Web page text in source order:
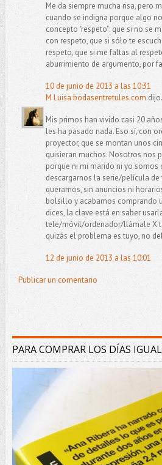
Me da siempre mucha risa, pero
cuando se indigna porque algo
concepto "respeto": que si no se
con respeto, que si sólo te
respeto, que si me faltas al
aburrimiento de argumento, por
10 de junio de 2013 a las 10:31
M Luisa bodasentretules.com
Mis primos han vivido casi 20
les ha pasado nada. Eso sí, con
proyector, que se montan unos
quisieran muchos. Nosotros nos
porque ni mi marido ni yo somos
descargarnos la serie/película
queramos, sin anuncios ni
bolsillo y acabamos comprando
dices, la clave está en saber
tele/móvil/ordenador/llámale X
quizás el problema es tuyo, no
12 de junio de 2013 a las 10:01
Publicar un comentario
PARA COMPRAR LOS DÍAS